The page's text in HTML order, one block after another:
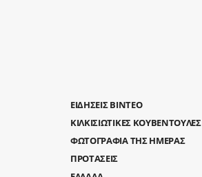
ΕΙΔΗΣΕΙΣ ΒΙΝΤΕΟ
ΚΙΛΚΙΣΙΩΤΙΚΕΣ ΚΟΥΒΕΝΤΟΥΛΕΣ
ΦΩΤΟΓΡΑΦΙΑ ΤΗΣ ΗΜΕΡΑΣ
ΠΡΟΤΑΣΕΙΣ